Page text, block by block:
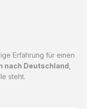
Erfahrung für einen
nach Deutschland
steht.